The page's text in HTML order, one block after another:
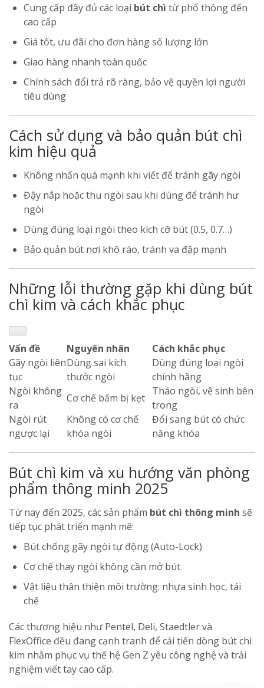
Cung cấp đầy đủ các loại bút chì từ phổ thông đến
cao cấp
Giá tốt, ưu đãi cho đơn hàng số lượng lớn
Giao hàng nhanh toàn quốc
Chính sách đổi trả rõ ràng, bảo vệ quyền lợi người
tiêu dùng
Cách sử dụng và bảo quản bút chì
kim hiệu quả
Không nhấn quá mạnh khi viết để tránh gãy ngòi
Đậy nắp hoặc thu ngòi sau khi dùng để tránh hư
ngòi
Dùng đúng loại ngòi theo kích cỡ bút (0.5, 0.7…)
Bảo quản bút nơi khô ráo, tránh va đập mạnh
Những lỗi thường gặp khi dùng bút
chì kim và cách khắc phục
Vấn đề Nguyên nhân
Cách khắc phục
Gãy ngòi liên
tục
Dùng sai kích
thước ngòi
Dùng đúng loại ngòi
chính hãng
Ngòi không
ra
Cơ chế bấm bị kẹt
Tháo ngòi, vệ sinh bên
trong
Ngòi rút
ngược lại
Không có cơ chế
khóa ngòi
Đổi sang bút có chức
năng khóa
Bút chì kim và xu hướng văn phòng
phẩm thông minh 2025
Từ nay đến 2025, các sản phẩm bút chì thông minh sẽ
tiếp tục phát triển mạnh mẽ:
Bút chống gãy ngòi tự động (Auto-Lock)
Cơ chế thay ngòi không cần mở bút
Vật liệu thân thiện môi trường: nhựa sinh học, tái
chế
Các thương hiệu như Pentel, Deli, Staedtler và
FlexOffice đều đang cạnh tranh để cải tiến dòng bút chì
kim nhằm phục vụ thế hệ Gen Z yêu công nghệ và trải
nghiệm viết tay cao cấp.